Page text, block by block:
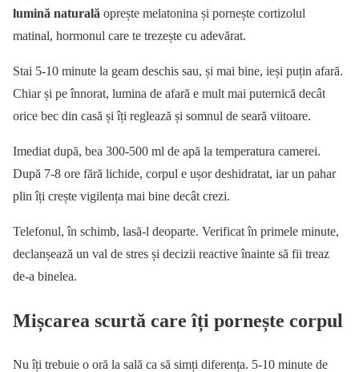
lumină naturală oprește melatonina și pornește cortizolul
matinal, hormonul care te trezește cu adevărat.
Stai 5-10 minute la geam deschis sau, și mai bine, ieși puțin afară.
Chiar și pe înnorat, lumina de afară e mult mai puternică decât
orice bec din casă și îți reglează și somnul de seară viitoare.
Imediat după, bea 300-500 ml de apă la temperatura camerei.
După 7-8 ore fără lichide, corpul e ușor deshidratat, iar un pahar
plin îți crește vigilența mai bine decât crezi.
Telefonul, în schimb, lasă-l deoparte. Verificat în primele minute,
declanșează un val de stres și decizii reactive înainte să fii treaz
de-a binelea.
Mișcarea scurtă care îți pornește corpul
Nu îți trebuie o oră la sală ca să simți diferența. 5-10 minute de